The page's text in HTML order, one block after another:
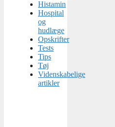
Histamin
Hospital
og
hudlæge
Opskrifter
Tests
Tips
Tøj
Videnskabelige
artikler